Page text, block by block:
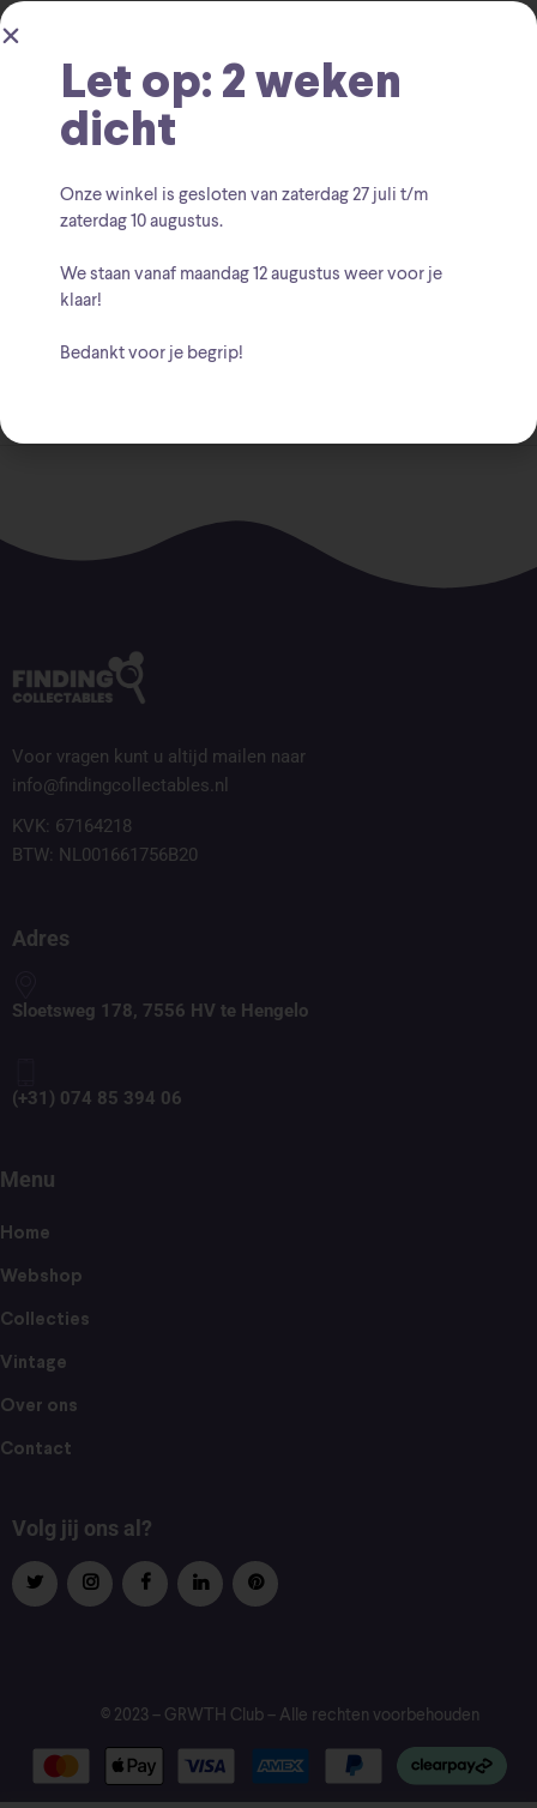
Voor vragen kunt u altijd mailen naar
info@findingcollectables.nl
KVK: 67164218
BTW: NL001661756B20
Adres
Sloetsweg 178, 7556 HV te Hengelo
(+31) 074 85 394 06
Menu
Home
Webshop
Collecties
Vintage
Over ons
Contact
Volg jij ons al?
© 2023 – GRWTH Club – Alle rechten voorbehouden
Let op: 2 weken
dicht
Onze winkel is gesloten van zaterdag27 juli t/m
zaterdag 10 augustus.
We staan vanaf maandag 12 augustus weer voor je
klaar!
Bedankt voor je begrip!